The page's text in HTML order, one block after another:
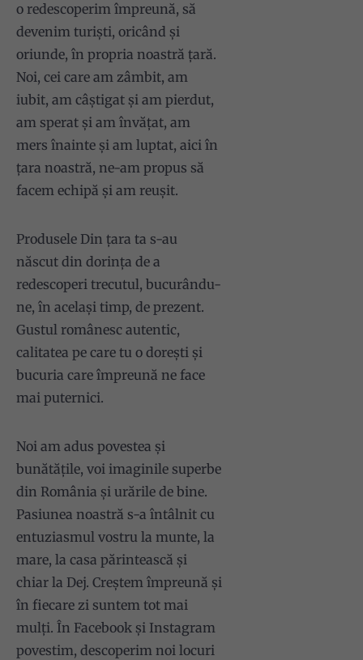
o redescoperim împreună, să
devenim turiști, oricând și
oriunde, în propria noastră țară.
Noi, cei care am zâmbit, am
iubit, am câștigat și am pierdut,
am sperat și am învățat, am
mers înainte și am luptat, aici în
țara noastră, ne-am propus să
facem echipă și am reușit.
Produsele Din țara ta s-au
născut din dorința de a
redescoperi trecutul, bucurându-
ne, în același timp, de prezent.
Gustul românesc autentic,
calitatea pe care tu o dorești și
bucuria care împreună ne face
mai puternici.
Noi am adus povestea și
bunătățile, voi imaginile superbe
din România și urările de bine.
Pasiunea noastră s-a întâlnit cu
entuziasmul vostru la munte, la
mare, la casa părintească și
chiar la Dej. Creștem împreună și
în fiecare zi suntem tot mai
mulți. În Facebook și Instagram
povestim, descoperim noi locuri